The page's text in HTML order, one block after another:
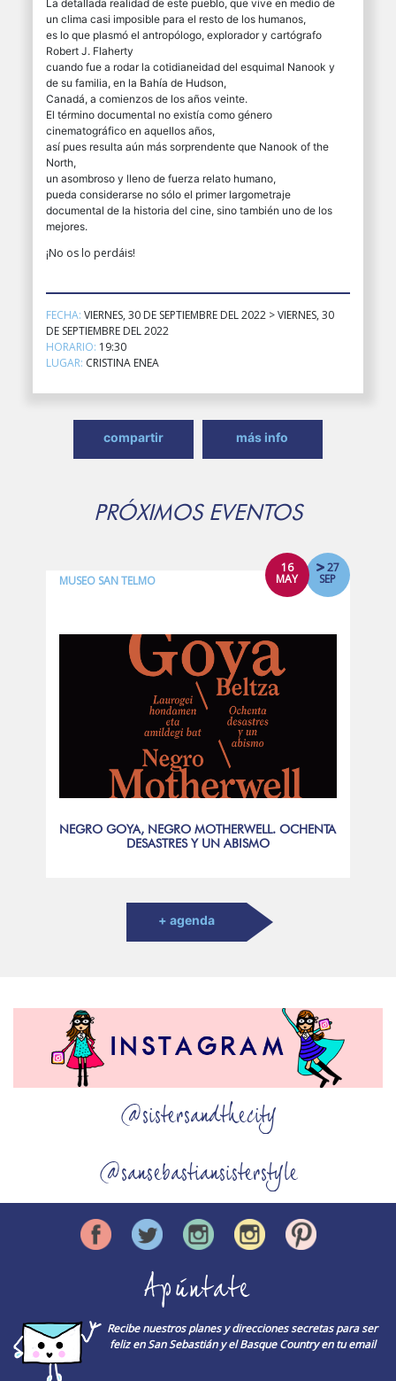
La detallada realidad de este pueblo, que vive en medio de
un clima casi imposible para el resto de los humanos,
es lo que plasmó el antropólogo, explorador y cartógrafo
Robert J. Flaherty
cuando fue a rodar la cotidianeidad del esquimal Nanook y
de su familia, en la Bahía de Hudson,
Canadá, a comienzos de los años veinte.
El término documental no existía como género
cinematográfico en aquellos años,
así pues resulta aún más sorprendente que Nanook of the
North,
un asombroso y lleno de fuerza relato humano,
pueda considerarse no sólo el primer largometraje
documental de la historia del cine, sino también uno de los
mejores.
¡No os lo perdáis!
FECHA:VIERNES, 30 DE SEPTIEMBRE DEL 2022 > VIERNES, 30
DE SEPTIEMBRE DEL 2022
HORARIO: 19:30
LUGAR: CRISTINA ENEA
compartir más info
PRÓXIMOS EVENTOS
16
MAY
27
SEP
MUSEO SAN TELMO
NEGRO GOYA, NEGRO MOTHERWELL. OCHENTA
DESASTRES Y UN ABISMO
+ agenda
@sistersandthecity
@sansebastiansisterstyle
Apúntate
Recibe nuestros planes y direcciones secretas para ser
feliz en San Sebastián y el Basque Country en tu email